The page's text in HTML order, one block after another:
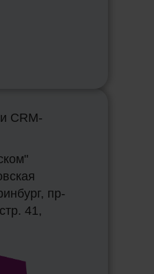
CRM-
пр-
41,